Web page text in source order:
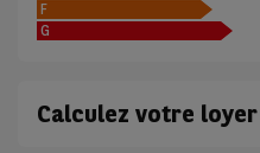
F
G
Calculez votre loyer